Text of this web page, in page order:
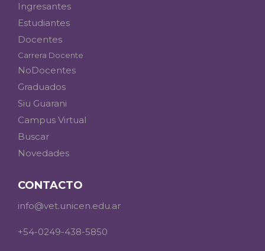
Ingresantes
Estudiantes
Docentes
Carrera Docente
NoDocentes
Graduados
Siu Guarani
Campus Virtual
Buscar
Novedades
CONTACTO
info@vet.unicen.edu.ar
+54-0249-438-5850